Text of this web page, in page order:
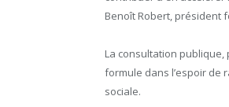
Benoît Robert, président
La consultation
formule dans l’espoir de
sociale.